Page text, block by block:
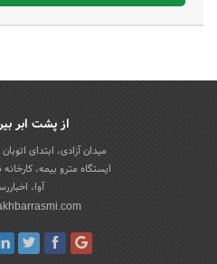
از پشت ابر
میدان آزادی، ابتدای
ایستگاه مترو بیمه،
آوا،